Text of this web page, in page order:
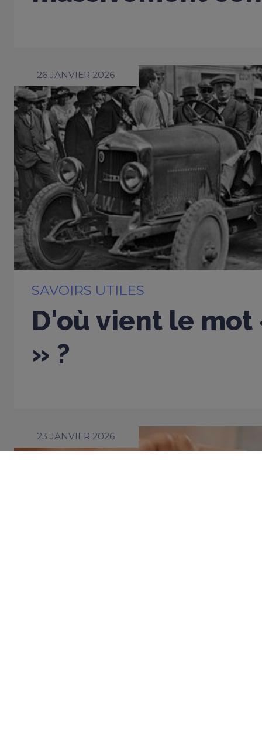
26 JANVIER 2026
SAVOIRS UTILES
D'où vient le
» ?
23 JANVIER 2026